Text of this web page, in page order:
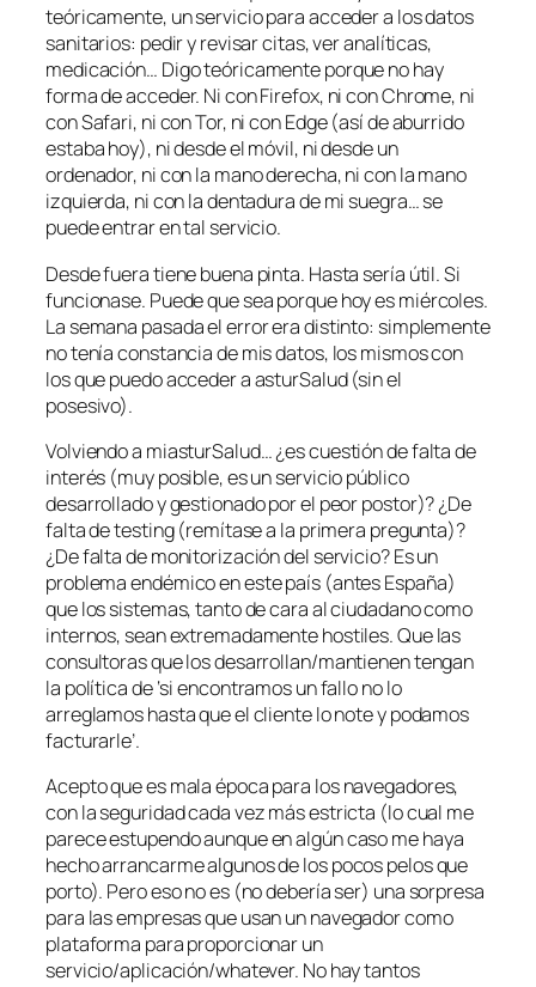
teóricamente, un servicio para acceder a los datos
sanitarios: pedir y revisar citas, ver analíticas,
medicación… Digo teóricamente porque no hay
forma de acceder. Ni con Firefox, ni con Chrome, ni
con Safari, ni con Tor, ni con Edge (así de aburrido
estaba hoy), ni desde el móvil, ni desde un
ordenador, ni con la mano derecha, ni con la mano
izquierda, ni con la dentadura de mi suegra… se
puede entrar en tal servicio.
Desde fuera tiene buena pinta. Hasta sería útil. Si
funcionase. Puede que sea porque hoy es miércoles.
La semana pasada el error era distinto: simplemente
no tenía constancia de mis datos, los mismos con
los que puedo acceder a asturSalud (sin el
posesivo).
Volviendo a miasturSalud… ¿es cuestión de falta de
interés (muy posible, es un servicio público
desarrollado y gestionado por el peor postor)? ¿De
falta de testing (remítase a la primera pregunta)?
¿De falta de monitorización del servicio? Es un
problema endémico en este país (antes España)
que los sistemas, tanto de cara al ciudadano como
internos, sean extremadamente hostiles. Que las
consultoras que los desarrollan/mantienen tengan
la política de ‘si encontramos un fallo no lo
arreglamos hasta que el cliente lo note y podamos
facturarle’.
Acepto que es mala época para los navegadores,
con la seguridad cada vez más estricta (lo cual me
parece estupendo aunque en algún caso me haya
hecho arrancarme algunos de los pocos pelos que
porto). Pero eso no es (no debería ser) una sorpresa
para las empresas que usan un navegador como
plataforma para proporcionar un
servicio/aplicación/whatever. No hay tantos